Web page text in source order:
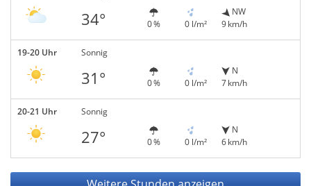
34° 0 % 0 l/m²
NW
9 km/h
19-20 Uhr Sonnig
31° 0 % 0 l/m²
N
7 km/h
20-21 Uhr Sonnig
27° 0 % 0 l/m²
N
6 km/h